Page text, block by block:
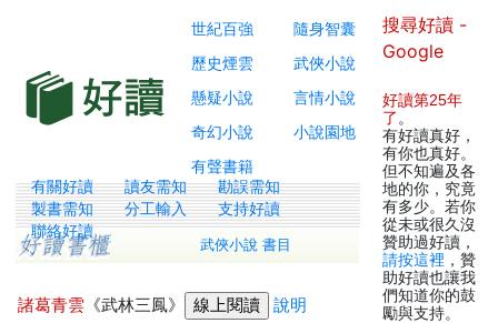
世紀百強
隨身智囊
歷史煙雲
武俠小說
懸疑小說
言情小說
奇幻小說
小說園地
有聲書籍
有關好讀 讀友需知
勘誤需知
製書需知
分工輸入
支持好讀
聯絡好讀
武俠小說 書目
諸葛青雲 《武林三鳳》 說明
搜尋好讀 -
Google
好讀第25年
了 。
有好讀真好，
有你也真好。
但不知遍及各
地的你，究竟
有多少。若你
從未或很久沒
贊助過好讀，
請按這裡 ，贊
助好讀也讓我
們知道你的鼓
勵與支持。